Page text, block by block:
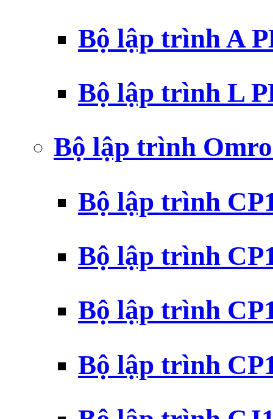
Bộ lập trình A
Bộ lập trình L
Bộ lập trình
Bộ lập trình
Bộ lập trình
Bộ lập trình
Bộ lập trình